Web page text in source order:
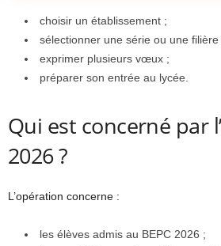
choisir un établissement ;
sélectionner une série ou une filière
exprimer plusieurs vœux ;
préparer son entrée au lycée.
Qui est concerné par
2026 ?
L’opération concerne :
les élèves admis au BEPC 2026 ;